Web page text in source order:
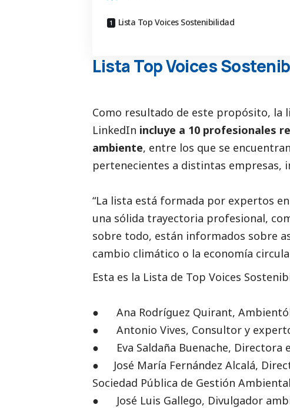
Lista Top Voices Sostenibilidad
Lista Top Voices
Como resultado de este propósito, la
LinkedIn incluye a 10 profesionales
ambiente, entre los que se
pertenecientes a distintas empresas,
“La lista está formada por expertos
una sólida trayectoria profesional,
sobre todo, están informados sobre
cambio climático o la economía
Esta es la Lista de Top Voices
● Ana Rodríguez Quirant,
● Antonio Vives, Consultor y experto
● Eva Saldaña Buenache, Directora
● José María Fernández Alcalá,
Sociedad Pública de Gestión
● José Luis Gallego, Divulgador